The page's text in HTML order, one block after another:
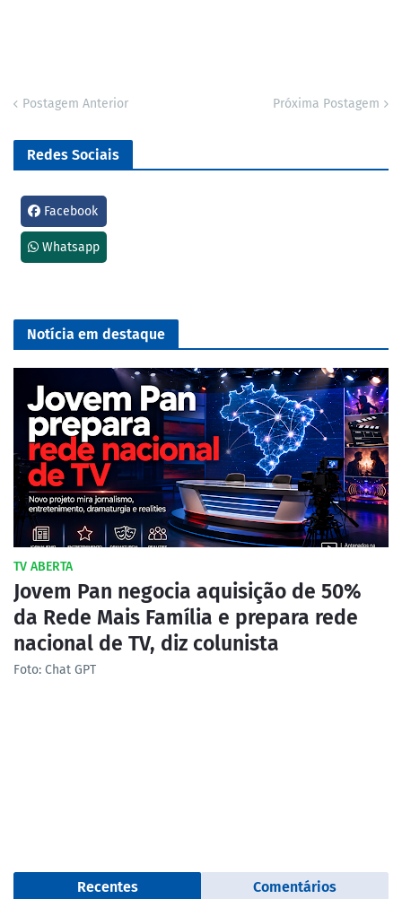
Postagem Anterior Próxima Postagem
Redes Sociais
Facebook
Whatsapp
Notícia em destaque
TV ABERTA
Jovem Pan negocia aquisição de 50%
da Rede Mais Família e prepara rede
nacional de TV, diz colunista
Foto: Chat GPT
Recentes Comentários